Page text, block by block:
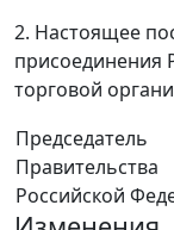
2. Настоящее
присоединения
торговой
Председатель
Правительства
Российской